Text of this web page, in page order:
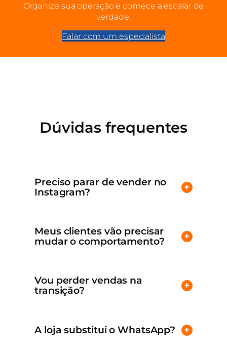
Organize sua operação e comece a escalar de
verdade.
Falar com um especialista
Dúvidas frequentes
Preciso parar de vender no
Instagram?
+
Meus clientes vão precisar
mudar o comportamento?
+
Vou perder vendas na
transição?
+
A loja substitui o WhatsApp? +